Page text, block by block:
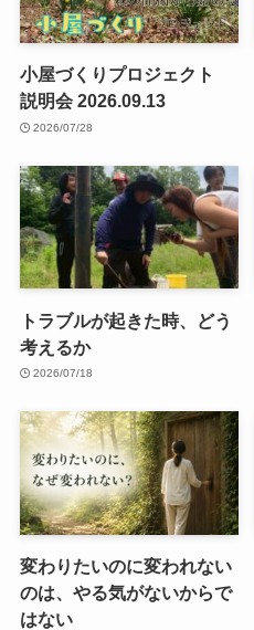
小屋づくりプロジェクト
説明会 2026.09.13
2026/07/28
トラブルが起きた時、どう
考えるか
2026/07/18
変わりたいのに変われない
のは、やる気がないからで
はない